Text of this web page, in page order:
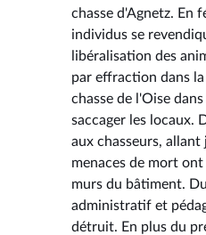
chasse d'Agnetz. En
individus se
libéralisation des
par effraction dans la
chasse de l'Oise
saccager les locaux.
aux chasseurs, allant
menaces de mort
murs du bâtiment.
administratif et
détruit. En plus du